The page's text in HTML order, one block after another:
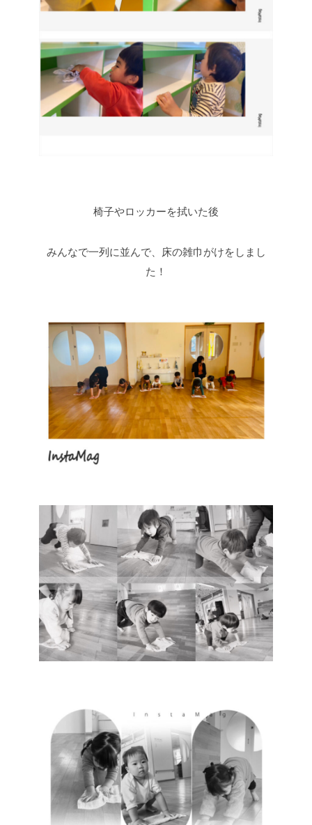
椅子やロッカーを拭いた後
みんなで一列に並んで、床の雑巾がけをしまし
た！